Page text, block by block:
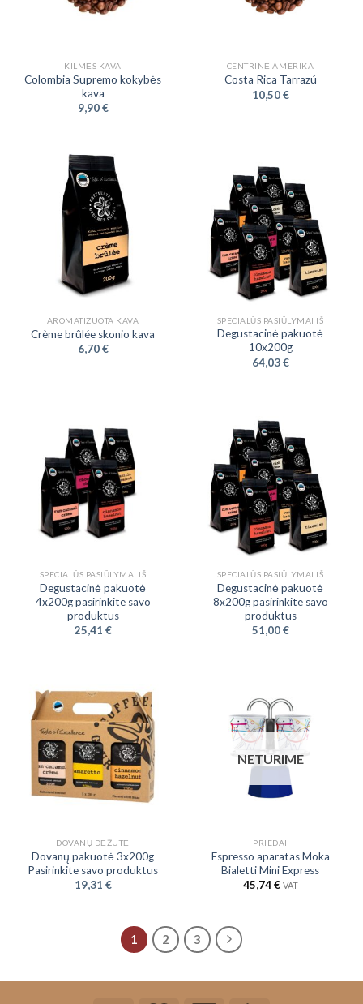
KILMĖS KAVA
Colombia Supremo kokybės
kava
9,90€
CENTRINĖ AMERIKA
Costa Rica Tarrazú
10,50€
AROMATIZUOTA KAVA
Crème brûlée skonio kava
6,70€
SPECIALŪS PASIŪLYMAI IŠ
Degustacinė pakuotė
10x200g
64,03€
SPECIALŪS PASIŪLYMAI IŠ
Degustacinė pakuotė
4x200g pasirinkite savo
produktus
25,41 €
SPECIALŪS PASIŪLYMAI IŠ
Degustacinė pakuotė
8x200g pasirinkite savo
produktus
51,00€
DOVANŲ DĖŽUTĖ
Dovanų pakuotė 3x200g
Pasirinkite savo produktus
19,31 €
NETURIME
PRIEDAI
Espresso aparatas Moka
Bialetti Mini Express
45,74€ VAT
1 2 3